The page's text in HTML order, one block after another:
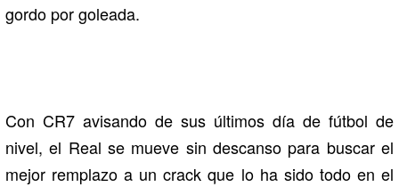
gordo por goleada.
Con CR7 avisando de sus últimos día de fútbol de
nivel, el Real se mueve sin descanso para buscar el
mejor remplazo a un crack que lo ha sido todo en el